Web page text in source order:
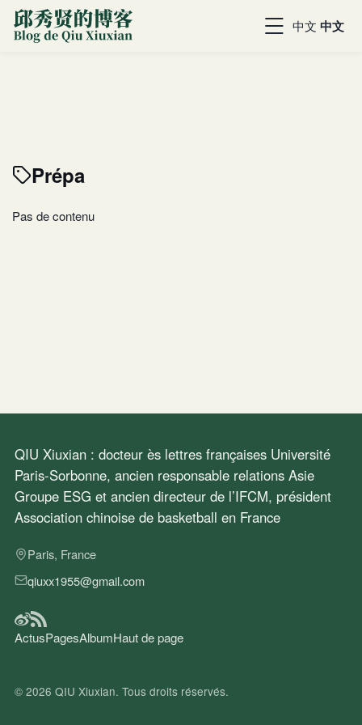
中文 中文
Prépa
Pas de contenu
QIU Xiuxian : docteur ès lettres françaises Université
Paris-Sorbonne, ancien responsable relations Asie
Groupe ESG et ancien directeur de l’IFCM, président
Association chinoise de basketball en France
Paris, France
qiuxx1955@gmail.com
ActusPagesAlbumHaut de page
© 2026 QIU Xiuxian. Tous droits réservés.